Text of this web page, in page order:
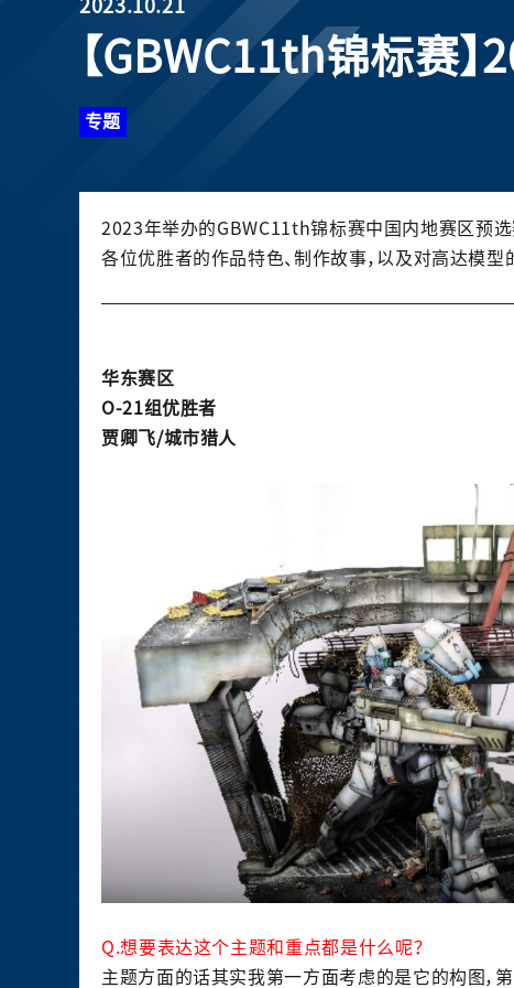
2023.10.21
【GBWC11th锦标赛
专题
2023年举办的GBWC11th锦标赛中国内地赛区预选
各位优胜者的作品特色、制作故事，以及对高达模
华东赛区
O-21组优胜者
贾卿飞/城市猎人
Q.想要表达这个主题和重点都是什么呢？
主题方面的话其实我第一方面考虑的是它的构图，